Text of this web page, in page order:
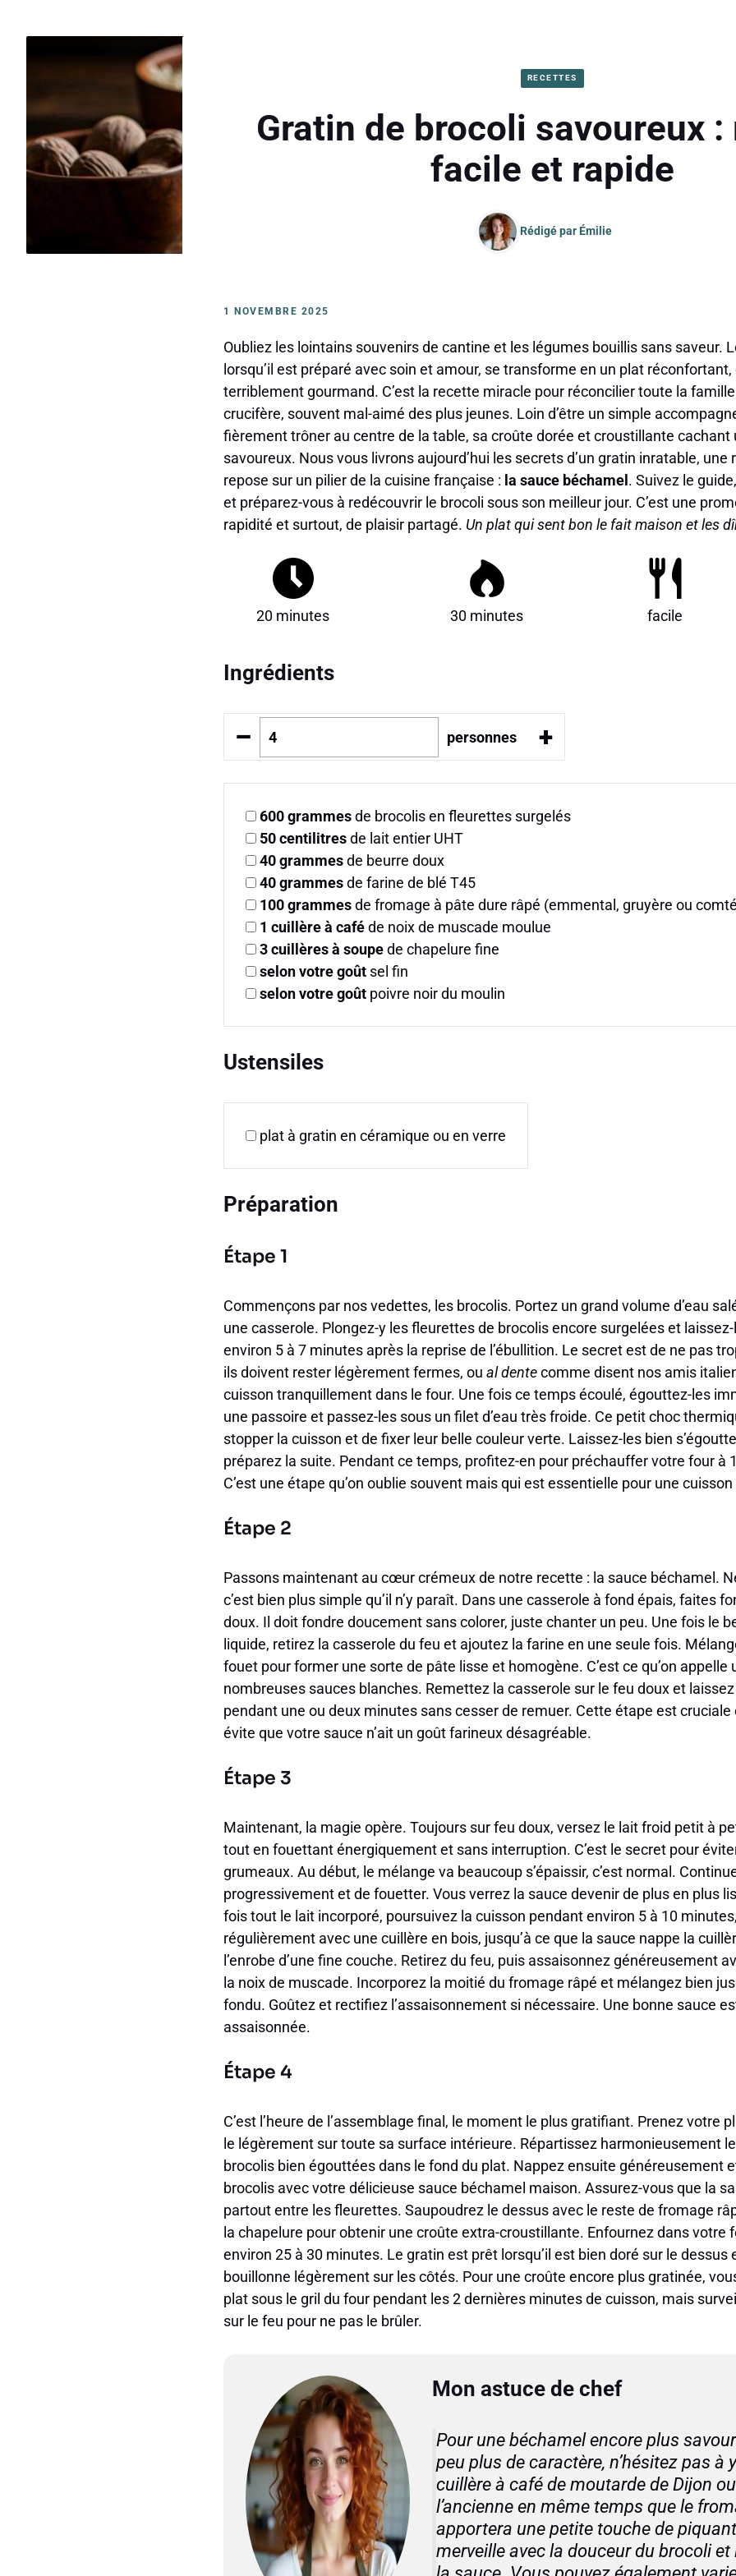
RECETTES
Gratin de brocoli savoureux
facile et rapide
Rédigé par Émilie
1 NOVEMBRE 2025
Oubliez les lointains souvenirs de cantine et les légumes bouillis sans saveur.
lorsqu’il est préparé avec soin et amour, se transforme en un plat
terriblement gourmand. C’est la recette miracle pour réconcilier toute la
crucifère, souvent mal-aimé des plus jeunes. Loin d’être un simple
fièrement trôner au centre de la table, sa croûte dorée et croustillante
savoureux. Nous vous livrons aujourd’hui les secrets d’un gratin inratable,
repose sur un pilier de la cuisine française : la sauce béchamel. Suivez le
et préparez-vous à redécouvrir le brocoli sous son meilleur jour. C’est une
rapidité et surtout, de plaisir partagé. Un plat qui sent bon le fait maison et les
20 minutes 30 minutes facile
Ingrédients
– personnes +
600grammesde brocolis en fleurettes surgelés
50centilitresde lait entier UHT
40grammesde beurre doux
40grammesde farine de blé T45
100grammesde fromage à pâte dure râpé (emmental, gruyère ou
1 cuillère à caféde noix de muscade moulue
3cuillères à soupede chapelure fine
selon votre goût sel fin
selon votre goût poivre noir du moulin
Ustensiles
plat à gratin en céramique ou en verre
Préparation
Étape 1
Commençons par nos vedettes, les brocolis. Portez un grand volume d’eau
une casserole. Plongez-y les fleurettes de brocolis encore surgelées et
environ 5 à 7 minutes après la reprise de l’ébullition. Le secret est de ne pas
ils doivent rester légèrement fermes, ou al dentecomme disent nos amis
cuisson tranquillement dans le four. Une fois ce temps écoulé, égouttez-les
une passoire et passez-les sous un filet d’eau très froide. Ce petit choc
stopper la cuisson et de fixer leur belle couleur verte. Laissez-les bien
préparez la suite. Pendant ce temps, profitez-en pour préchauffer votre four à
C’est une étape qu’on oublie souvent mais qui est essentielle pour une
Étape 2
Passons maintenant au cœur crémeux de notre recette : la sauce béchamel.
c’est bien plus simple qu’il n’y paraît. Dans une casserole à fond épais, faites
doux. Il doit fondre doucement sans colorer, juste chanter un peu. Une fois le
liquide, retirez la casserole du feu et ajoutez la farine en une seule fois.
fouet pour former une sorte de pâte lisse et homogène. C’est ce qu’on appelle
nombreuses sauces blanches. Remettez la casserole sur le feu doux et
pendant une ou deux minutes sans cesser de remuer. Cette étape est
évite que votre sauce n’ait un goût farineux désagréable.
Étape 3
Maintenant, la magie opère. Toujours sur feu doux, versez le lait froid petit à
tout en fouettant énergiquement et sans interruption. C’est le secret pour
grumeaux. Au début, le mélange va beaucoup s’épaissir, c’est normal.
progressivement et de fouetter. Vous verrez la sauce devenir de plus en plus
fois tout le lait incorporé, poursuivez la cuisson pendant environ 5 à 10
régulièrement avec une cuillère en bois, jusqu’à ce que la sauce nappe la
l’enrobe d’une fine couche. Retirez du feu, puis assaisonnez généreusement
la noix de muscade. Incorporez la moitié du fromage râpé et mélangez bien
fondu. Goûtez et rectifiez l’assaisonnement si nécessaire. Une bonne sauce
assaisonnée.
Étape 4
C’est l’heure de l’assemblage final, le moment le plus gratifiant. Prenez votre
le légèrement sur toute sa surface intérieure. Répartissez harmonieusement
brocolis bien égouttées dans le fond du plat. Nappez ensuite généreusement
brocolis avec votre délicieuse sauce béchamel maison. Assurez-vous que la
partout entre les fleurettes. Saupoudrez le dessus avec le reste de fromage
la chapelure pour obtenir une croûte extra-croustillante. Enfournez dans votre
environ 25 à 30 minutes. Le gratin est prêt lorsqu’il est bien doré sur le dessus
bouillonne légèrement sur les côtés. Pour une croûte encore plus gratinée,
plat sous le gril du four pendant les 2 dernières minutes de cuisson, mais
sur le feu pour ne pas le brûler.
Mon astuce de chef
Pour une béchamel encore plus
peu plus de caractère, n’hésitez pas à
cuillère à café de moutarde de Dijon
l’ancienne en même temps que le
apportera une petite touche de
merveille avec la douceur du brocoli et